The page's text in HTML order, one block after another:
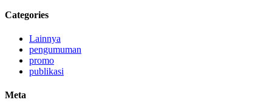
Categories
Lainnya
pengumuman
promo
publikasi
Meta